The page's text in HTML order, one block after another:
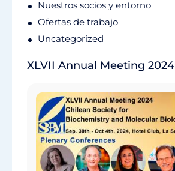
Nuestros socios y entorno
Ofertas de trabajo
Uncategorized
XLVII Annual Meeting 2024